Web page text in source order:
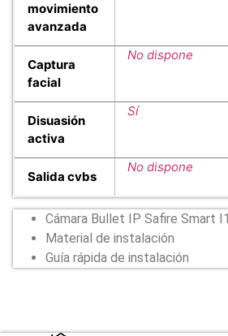
movimiento
avanzada
Captura
facial
No dispone
Disuasión
activa
Sí
Salida cvbs
No dispone
Cámara Bullet IP Safire Smart I1
Material de instalación
Guía rápida de instalación